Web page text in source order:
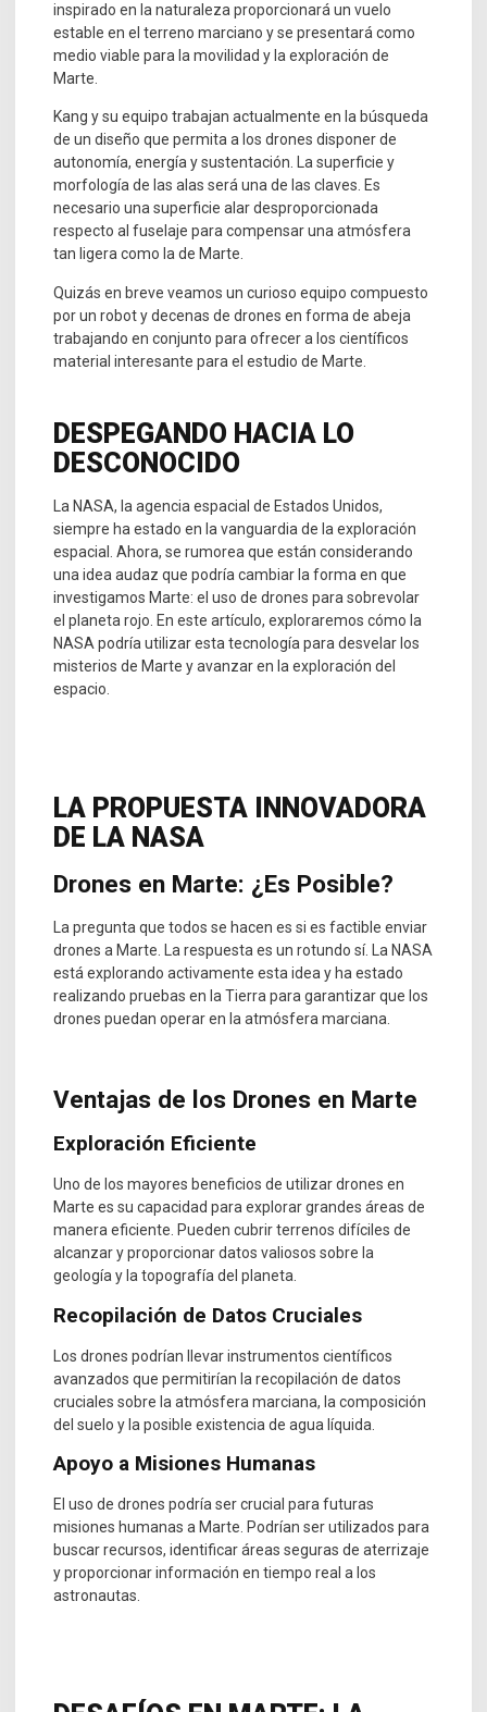
inspirado en la naturaleza proporcionará un vuelo
estable en el terreno marciano y se presentará como
medio viable para la movilidad y la exploración de
Marte.
Kang y su equipo trabajan actualmente en la búsqueda
de un diseño que permita a los drones disponer de
autonomía, energía y sustentación. La superficie y
morfología de las alas será una de las claves. Es
necesario una superficie alar desproporcionada
respecto al fuselaje para compensar una atmósfera
tan ligera como la de Marte.
Quizás en breve veamos un curioso equipo compuesto
por un robot y decenas de drones en forma de abeja
trabajando en conjunto para ofrecer a los científicos
material interesante para el estudio de Marte.
DESPEGANDO HACIA LO
DESCONOCIDO
La NASA, la agencia espacial de Estados Unidos,
siempre ha estado en la vanguardia de la exploración
espacial. Ahora, se rumorea que están considerando
una idea audaz que podría cambiar la forma en que
investigamos Marte: el uso de drones para sobrevolar
el planeta rojo. En este artículo, exploraremos cómo la
NASA podría utilizar esta tecnología para desvelar los
misterios de Marte y avanzar en la exploración del
espacio.
LA PROPUESTA INNOVADORA
DE LA NASA
Drones en Marte: ¿Es Posible?
La pregunta que todos se hacen es si es factible enviar
drones a Marte. La respuesta es un rotundo sí. La NASA
está explorando activamente esta idea y ha estado
realizando pruebas en la Tierra para garantizar que los
drones puedan operar en la atmósfera marciana.
Ventajas de los Drones en Marte
Exploración Eficiente
Uno de los mayores beneficios de utilizar drones en
Marte es su capacidad para explorar grandes áreas de
manera eficiente. Pueden cubrir terrenos difíciles de
alcanzar y proporcionar datos valiosos sobre la
geología y la topografía del planeta.
Recopilación de Datos Cruciales
Los drones podrían llevar instrumentos científicos
avanzados que permitirían la recopilación de datos
cruciales sobre la atmósfera marciana, la composición
del suelo y la posible existencia de agua líquida.
Apoyo a Misiones Humanas
El uso de drones podría ser crucial para futuras
misiones humanas a Marte. Podrían ser utilizados para
buscar recursos, identificar áreas seguras de aterrizaje
y proporcionar información en tiempo real a los
astronautas.